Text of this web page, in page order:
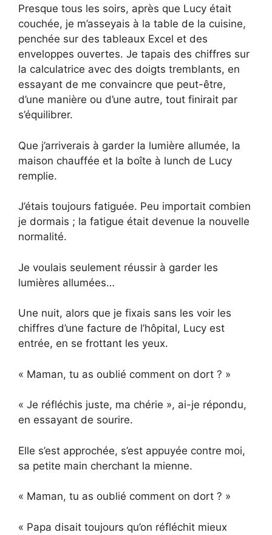
Presque tous les soirs, après que Lucy était
couchée, je m’asseyais à la table de la cuisine,
penchée sur des tableaux Excel et des
enveloppes ouvertes. Je tapais des chiffres sur
la calculatrice avec des doigts tremblants, en
essayant de me convaincre que peut-être,
d’une manière ou d’une autre, tout finirait par
s’équilibrer.
Que j’arriverais à garder la lumière allumée, la
maison chauffée et la boîte à lunch de Lucy
remplie.
J’étais toujours fatiguée. Peu importait combien
je dormais ; la fatigue était devenue la nouvelle
normalité.
Je voulais seulement réussir à garder les
lumières allumées…
Une nuit, alors que je fixais sans les voir les
chiffres d’une facture de l’hôpital, Lucy est
entrée, en se frottant les yeux.
« Maman, tu as oublié comment on dort ? »
« Je réfléchis juste, ma chérie », ai-je répondu,
en essayant de sourire.
Elle s’est approchée, s’est appuyée contre moi,
sa petite main cherchant la mienne.
« Maman, tu as oublié comment on dort ? »
« Papa disait toujours qu’on réfléchit mieux